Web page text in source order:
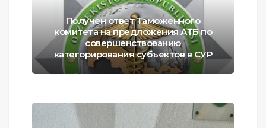
Получен ответ Таможенного
комитета на предложения АТБ по
совершенствованию
категорирования субъектов в СУР